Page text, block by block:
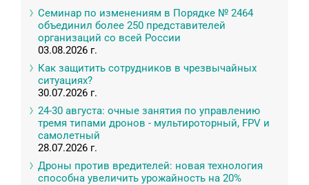
Семинар по изменениям в Порядке № 2464
объединил более 250 представителей
организаций со всей России
03.08.2026 г.
Как защитить сотрудников в чрезвычайных
ситуациях?
30.07.2026 г.
24-30 августа: очные занятия по управлению
тремя типами дронов - мультироторный, FPV и
самолетный
28.07.2026 г.
Дроны против вредителей: новая технология
способна увеличить урожайность на 20%